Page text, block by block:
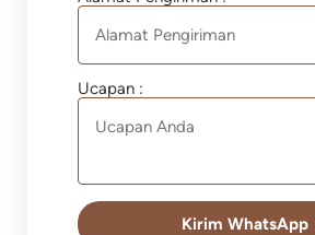
Ucapan :
Kirim WhatsApp